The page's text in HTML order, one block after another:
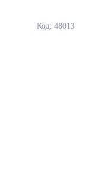
Код: 48013